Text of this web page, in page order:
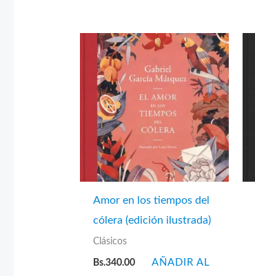
Amor en los tiempos del
cólera (edición ilustrada)
Clásicos
Bs.340.00
AÑADIR AL